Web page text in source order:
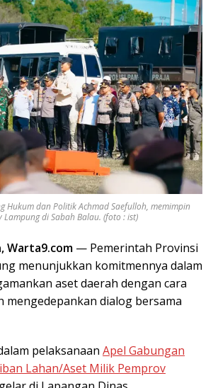
Hukum dan Politik Achmad Saefulloh, memimpin
Lampung di Sabah Balau. (foto : ist)
Warta9.com — Pemerintah Provinsi
menunjukkan komitmennya dalam
aset daerah dengan cara
mengedepankan dialog bersama
pelaksanaan Apel Gabungan
Lahan/Aset Milik Pemprov